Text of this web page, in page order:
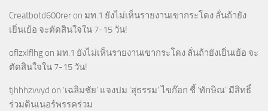
Creatbotd600rer on มท.1 ยังไม่เห็นรายงานเขากระโดง ลั่นถ้ายัง
เยิ่นเย้อ จะตัดสินใจใน 7-15 วัน!
oflzxlflhg on มท.1 ยังไม่เห็นรายงานเขากระโดง ลั่นถ้ายังเยิ่นเย้อ จะ
ตัดสินใจใน 7-15 วัน!
tjhhhzvvyd on ‘เฉลิมชัย’ แจงปม ‘สุธรรม’ ไขก๊อก ชี้ ‘ทักษิณ’ มีสิทธิ์
ร่วมดินเนอร์พรรคร่วม